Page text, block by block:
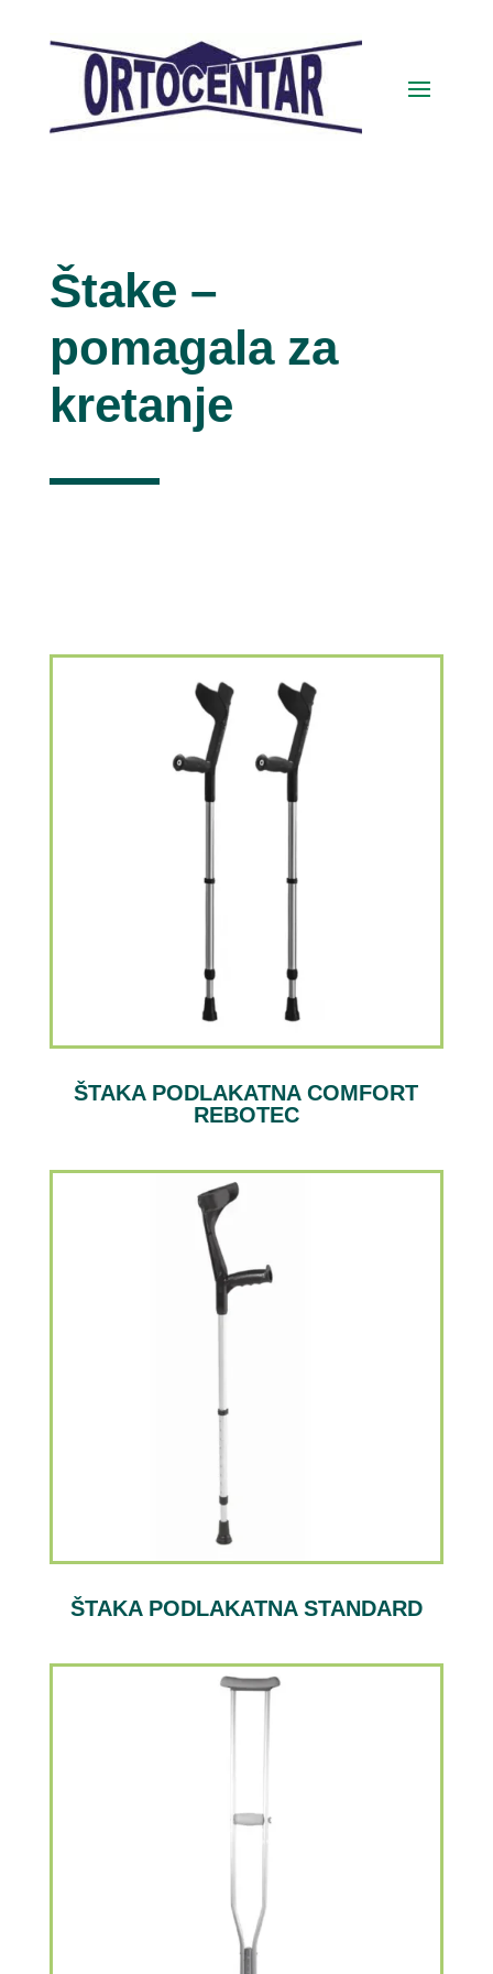
Štake –
pomagala za
kretanje
ŠTAKA PODLAKATNA COMFORT
REBOTEC
ŠTAKA PODLAKATNA STANDARD